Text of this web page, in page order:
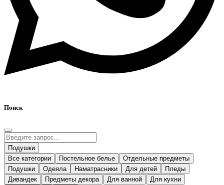
Поиск
Подушки
Все категории
Постельное белье
Отдельные предметы
Подушки
Одеяла Наматрасники Для детей
Пледы
Дивандек
Предметы декора Для ванной
Для кухни